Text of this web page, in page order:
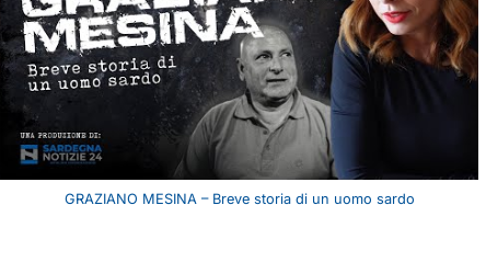
GRAZIANO MESINA – Breve storia di un uomo sardo